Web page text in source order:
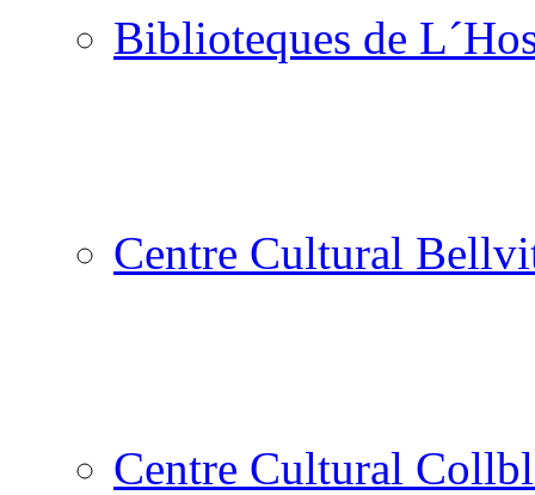
Biblioteques de
Centre Cultural
Centre Cultural